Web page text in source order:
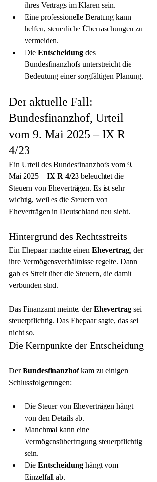
ihres Vertrags im Klaren sein.
Eine professionelle Beratung kann
helfen, steuerliche Überraschungen zu
vermeiden.
Die Entscheidung des
Bundesfinanzhofs unterstreicht die
Bedeutung einer sorgfältigen Planung.
Der aktuelle Fall:
Bundesfinanzhof, Urteil
vom 9. Mai 2025 – IX R
4/23
Ein Urteil des Bundesfinanzhofs vom 9.
Mai 2025 – IX R 4/23 beleuchtet die
Steuern von Eheverträgen. Es ist sehr
wichtig, weil es die Steuern von
Eheverträgen in Deutschland neu sieht.
Hintergrund des Rechtsstreits
Ein Ehepaar machte einen Ehevertrag, der
ihre Vermögensverhältnisse regelte. Dann
gab es Streit über die Steuern, die damit
verbunden sind.
Das Finanzamt meinte, der Ehevertrag sei
steuerpflichtig. Das Ehepaar sagte, das sei
nicht so.
Die Kernpunkte der Entscheidung
Der Bundesfinanzhof kam zu einigen
Schlussfolgerungen:
Die Steuer von Eheverträgen hängt
von den Details ab.
Manchmal kann eine
Vermögensübertragung steuerpflichtig
sein.
Die Entscheidung hängt vom
Einzelfall ab.